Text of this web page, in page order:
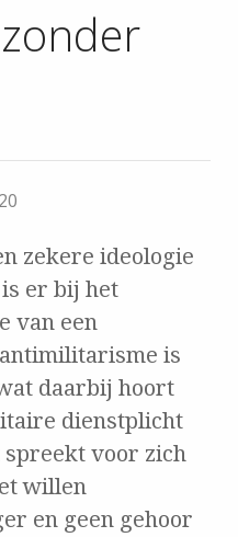
zekere ideologie
er bij het
van een
is
daarbij hoort
dienstplicht
voor zich
willen
en geen gehoor